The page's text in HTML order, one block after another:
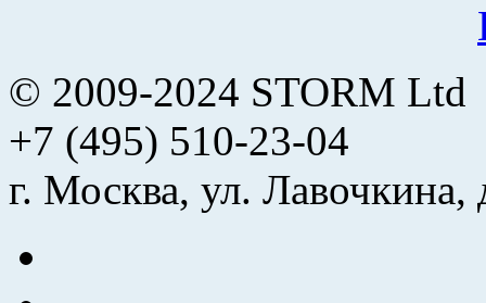
© 2009-2024 STORM Ltd
+7 (495) 510-23-04
г. Москва, ул.